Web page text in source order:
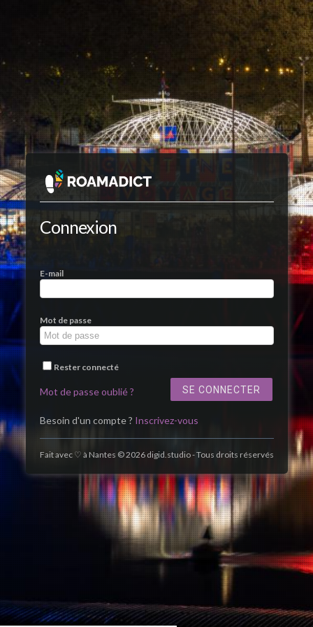
Connexion
E-mail
Mot de passe
Rester connecté
Mot de passe oublié ?
Besoin d'un compte ? Inscrivez-vous
Fait avec ♡ à Nantes © 2026 digid.studio - Tous droits réservés